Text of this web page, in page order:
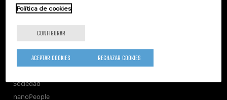
Subscribe to our Newsletter
nanoGUNE
Transferencia
Sociedad
nanoPeople
Política de cookies
CONFIGURAR
RECHAZAR COOKIES
ACEPTAR COOKIES